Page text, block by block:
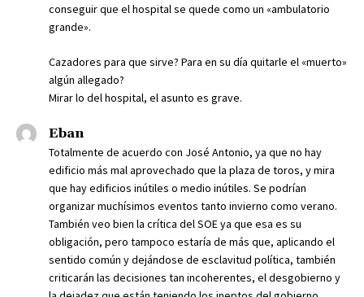
conseguir que el hospital se quede como un «ambulatorio
grande».
Cazadores para que sirve? Para en su día quitarle el «muerto»
algún allegado?
Mirar lo del hospital, el asunto es grave.
Eban
Totalmente de acuerdo con José Antonio, ya que no hay
edificio más mal aprovechado que la plaza de toros, y mira
que hay edificios inútiles o medio inútiles. Se podrían
organizar muchísimos eventos tanto invierno como verano.
También veo bien la crítica del SOE ya que esa es su
obligación, pero tampoco estaría de más que, aplicando el
sentido común y dejándose de esclavitud política, también
criticarán las decisiones tan incoherentes, el desgobierno y